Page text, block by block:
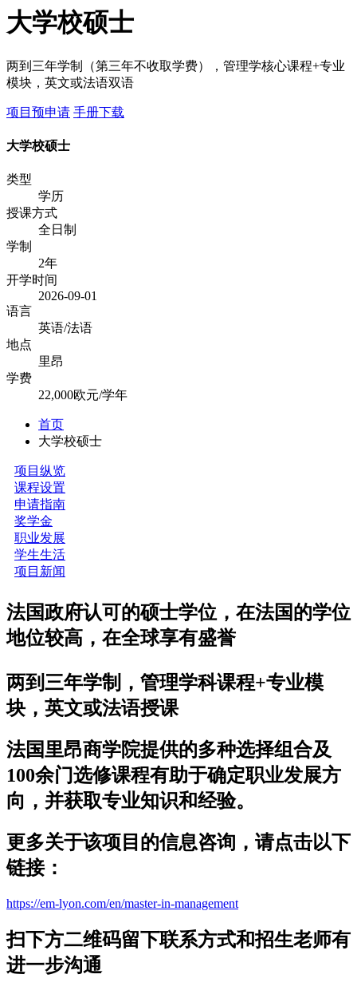
大学校硕士
两到三年学制（第三年不收取学费），管理学核心课程+专业
模块，英文或法语双语
项目预申请 手册下载
大学校硕士
类型
学历
授课方式
全日制
学制
2年
开学时间
2026-09-01
语言
英语/法语
地点
里昂
学费
22,000欧元/学年
首页
大学校硕士
项目纵览
课程设置
申请指南
奖学金
职业发展
学生生活
项目新闻
法国政府认可的硕士学位，在法国的学位
地位较高，在全球享有盛誉
两到三年学制，管理学科课程+专业模
块，英文或法语授课
法国里昂商学院提供的多种选择组合及
100余门选修课程有助于确定职业发展方
向，并获取专业知识和经验。
更多关于该项目的信息咨询，请点击以下
链接：
https://em-lyon.com/en/master-in-management
扫下方二维码留下联系方式和招生老师有
进一步沟通